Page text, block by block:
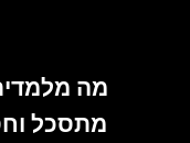
מה
מתסכל